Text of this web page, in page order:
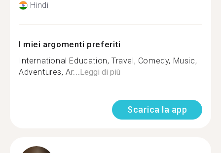
Hindi
I miei argomenti preferiti
International Education, Travel, Comedy, Music,
Adventures, Ar...Leggi di più
Scarica la app